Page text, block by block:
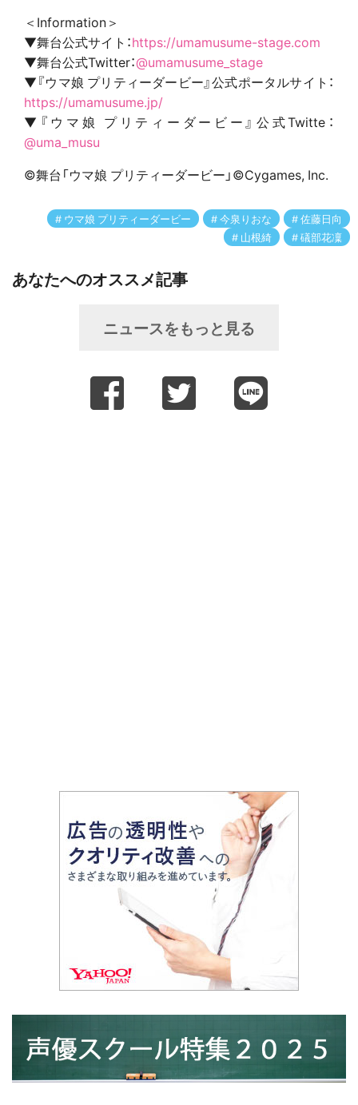
＜Information＞
▼舞台公式サイト：https://umamusume-stage.com
▼舞台公式Twitter：@umamusume_stage
▼『ウマ娘 プリティーダービー』公式ポータルサイト：
https://umamusume.jp/
▼『ウマ娘 プリティーダービー』公式Twitte：
@uma_musu
©舞台「ウマ娘 プリティーダービー」©Cygames, Inc.
ウマ娘 プリティーダービー 今泉りおな
佐藤日向
山根綺
礒部花凜
あなたへのオススメ記事
ニュースをもっと見る